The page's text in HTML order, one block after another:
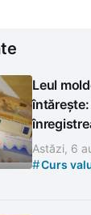
Leul
Astăzi, 6
#Curs